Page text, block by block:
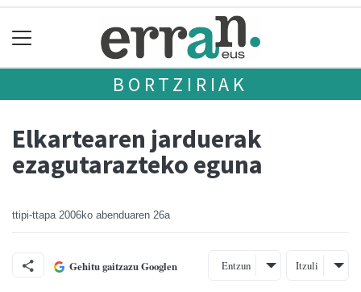
BORTZIRIAK
Elkartearen jarduerak
ezagutarazteko eguna
ttipi-ttapa 2006ko abenduaren 26a
Gehitu gaitzazu Googlen Entzun Itzuli